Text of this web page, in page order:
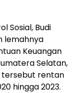
Sosial, Budi
lemahnya
Keuangan
Selatan,
tersebut rentan
hingga 2023.